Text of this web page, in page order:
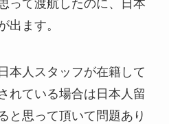
って渡航したのに、日本
出ます。
本人スタッフが在籍して
れている場合は日本人留
と思って頂いて問題あり